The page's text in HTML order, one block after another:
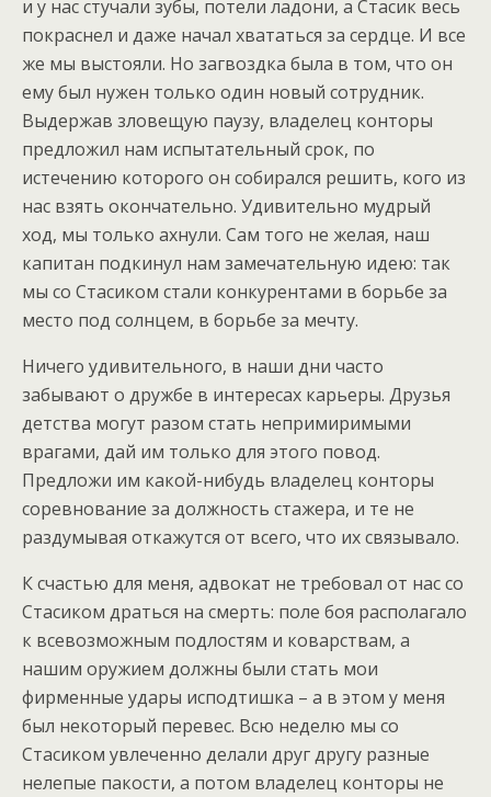
и у нас стучали зубы, потели ладони, а Стасик весь
покраснел и даже начал хвататься за сердце. И все
же мы выстояли. Но загвоздка была в том, что он
ему был нужен только один новый сотрудник.
Выдержав зловещую паузу, владелец конторы
предложил нам испытательный срок, по
истечению которого он собирался решить, кого из
нас взять окончательно. Удивительно мудрый
ход, мы только ахнули. Сам того не желая, наш
капитан подкинул нам замечательную идею: так
мы со Стасиком стали конкурентами в борьбе за
место под солнцем, в борьбе за мечту.
Ничего удивительного, в наши дни часто
забывают о дружбе в интересах карьеры. Друзья
детства могут разом стать непримиримыми
врагами, дай им только для этого повод.
Предложи им какой-нибудь владелец конторы
соревнование за должность стажера, и те не
раздумывая откажутся от всего, что их связывало.
К счастью для меня, адвокат не требовал от нас со
Стасиком драться на смерть: поле боя располагало
к всевозможным подлостям и коварствам, а
нашим оружием должны были стать мои
фирменные удары исподтишка – а в этом у меня
был некоторый перевес. Всю неделю мы со
Стасиком увлеченно делали друг другу разные
нелепые пакости, а потом владелец конторы не